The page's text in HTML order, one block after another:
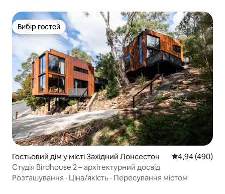
Вибір гостей
Вибір гостей
Гостьовий дім у місті Західний Лонсестон Середня
4,94 (490)
Студія Birdhouse 2 – архітектурний досвід
Розташування · Ціна/якість · Пересування містом